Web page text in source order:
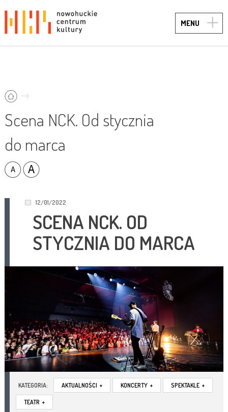
MENU
Scena NCK. Od stycznia
do marca
12/01/2022
SCENA NCK. OD
STYCZNIA DO MARCA
KATEGORIA: AKTUALNOŚCI + KONCERTY + SPEKTAKLE +
TEATR +